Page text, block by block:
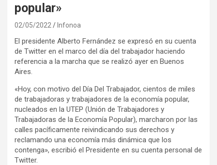
popular»
02/05/2022 Infonoa
El presidente Alberto Fernández se expresó en su cuenta
de Twitter en el marco del día del trabajador haciendo
referencia a la marcha que se realizó ayer en Buenos
Aires.
«Hoy, con motivo del Día Del Trabajador, cientos de miles
de trabajadoras y trabajadores de la economía popular,
nucleados en la UTEP (Unión de Trabajadores y
Trabajadoras de la Economía Popular), marcharon por las
calles pacíficamente reivindicando sus derechos y
reclamando una economía más dinámica que los
contenga», escribió el Presidente en su cuenta personal de
Twitter.